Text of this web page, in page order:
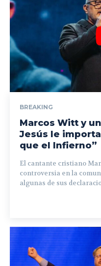
BREAKING
Marcos Witt y
Jesús le
que el Infierno”
El cantante cristiano
controversia en la
algunas de sus